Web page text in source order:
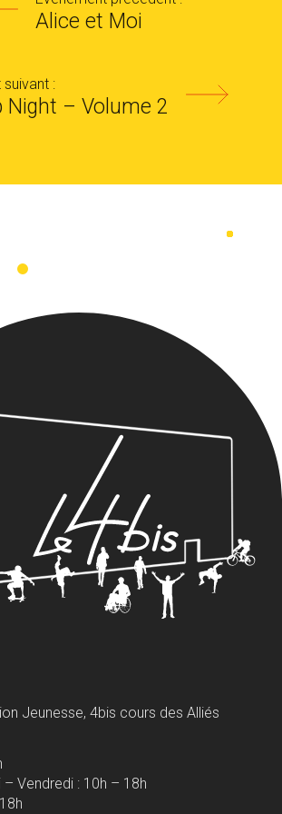
Alice et Moi
suivant :
Night – Volume 2
Jeunesse, 4bis cours des Alliés
Vendredi : 10h – 18h